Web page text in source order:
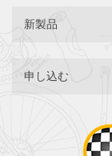
新製品
申し込む